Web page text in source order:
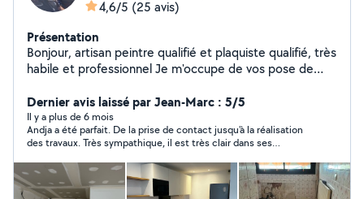
4,6/5 (25 avis)
Présentation
Bonjour, artisan peintre qualifié et plaquiste qualifié, très
habile et professionnel Je m'occupe de vos pose de
intérieur et extérieur et de vos pose de sol en lino
Dernier avis laissé par Jean-Marc : 5/5
Il y a plus de 6 mois
Andja a été parfait. De la prise de contact jusqu'à la réalisation
des travaux. Très sympathique, il est très clair dans ses
avant le début du chantier. Le travail est de qualité. Je
n'hésiterai pas à faire à nouveau appel à lui si nécessaire. Merci.